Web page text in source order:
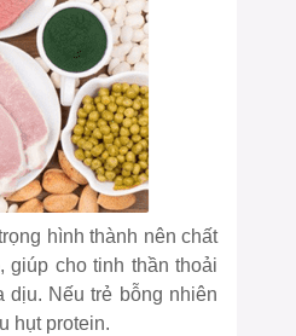
hình thành nên chất
giúp cho tinh thần thoải
Nếu trẻ bỗng nhiên
hụt protein.